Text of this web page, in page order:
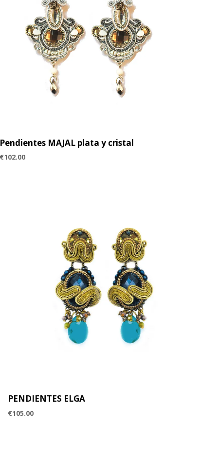
Pendientes MAJAL plata y cristal
€102.00
PENDIENTES ELGA
€105.00